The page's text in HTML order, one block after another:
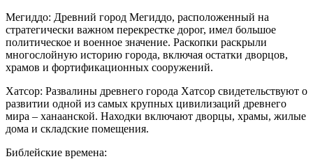
Мегиддо: Древний город Мегиддо, расположенный на
стратегически важном перекрестке дорог, имел большое
политическое и военное значение. Раскопки раскрыли
многослойную историю города, включая остатки дворцов,
храмов и фортификационных сооружений.
Хатсор: Развалины древнего города Хатсор свидетельствуют о
развитии одной из самых крупных цивилизаций древнего
мира – ханаанской. Находки включают дворцы, храмы, жилые
дома и складские помещения.
Библейские времена: